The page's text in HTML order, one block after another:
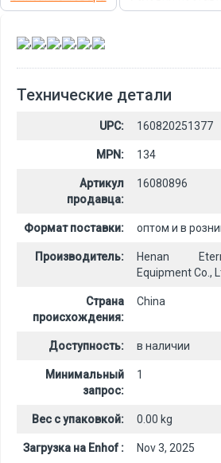
, , , , ,
Технические детали
UPC: 160820251377
MPN: 134
Артикул
продавца:
16080896
Формат поставки: оптом и в
Производитель:
Henan
Equipment Co.,
Страна
происхождения:
China
Доступность: в наличии
Минимальный
запрос:
1
Вес с упаковкой: 0.00 kg
Загрузка на Enhof : Nov 3, 2025